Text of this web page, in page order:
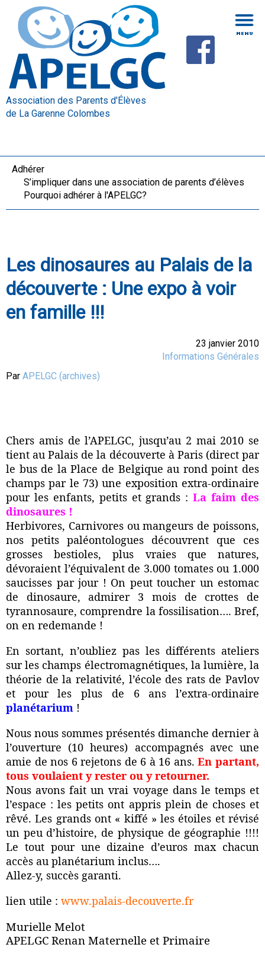
Association des Parents d'Élèves
de La Garenne Colombes
Adhérer
S’impliquer dans une association de parents d’élèves
Pourquoi adhérer à l'APELGC?
Les dinosaures au Palais de la
découverte : Une expo à voir
en famille !!!
23 janvier 2010
Informations Générales
Par APELGC (archives)
Chers amis de l’APELGC, jusqu’au 2 mai 2010 se
tient au Palais de la découverte à Paris (direct par
le bus de la Place de Belgique au rond point des
champs par le 73) une exposition extra-ordinaire
pour les enfants, petits et grands :La faim des
dinosaures !
Herbivores, Carnivores ou mangeurs de poissons,
nos petits paléontologues découvrent que ces
grosses bestioles, plus vraies que natures,
dévoraient l’équivalent de 3.000 tomates ou 1.000
saucisses par jour ! On peut toucher un estomac
de dinosaure, admirer 3 mois de crottes de
tyrannosaure, comprendre la fossilisation…. Bref,
on en redemande !
En sortant, n’oubliez pas les différents ateliers
sur les champs électromagnétiques, la lumière, la
théorie de la relativité, l’école des rats de Pavlov
et pour les plus de 6 ans l’extra-ordinaire
planétarium !
Nous nous sommes présentés dimanche dernier à
l’ouverture (10 heures) accompagnés avec une
amie de nos 6 rejetons de 6 à 16 ans.En partant,
tous voulaient y rester ou y retourner.
Nous avons fait un vrai voyage dans le temps et
l’espace : les petits ont appris plein de choses et
rêvé. Les grands ont « kiffé » les étoiles et révisé
un peu d’histoire, de physique de géographie !!!!
Le tout pour une dizaine d’euros max chacun
accès au planétarium inclus….
Allez-y, succès garanti.
lien utile : www.palais-decouverte.fr
Murielle Melot
APELGC Renan Maternelle et Primaire